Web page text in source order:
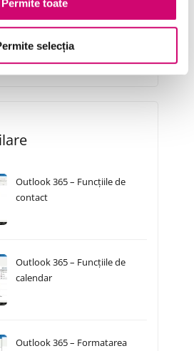
Permite toate
selecția
Outlook 365 – Funcțiile de
contact
Outlook 365 – Funcțiile de
calendar
Outlook 365 – Formatarea